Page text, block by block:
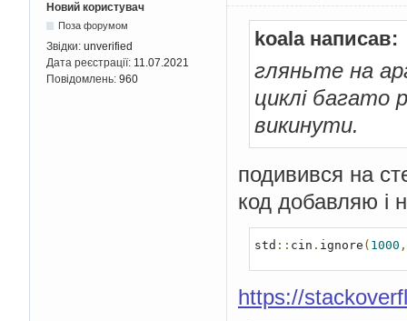
Новий користувач
Поза форумом
Звідки: unverified
Дата реєстрації: 11.07.2021
Повідомлень: 960
koala написав:
гляньте на
циклі багато
викинути.
подивився на
код добавляю і
std :: cin . ignore ( 1000 ,
https://